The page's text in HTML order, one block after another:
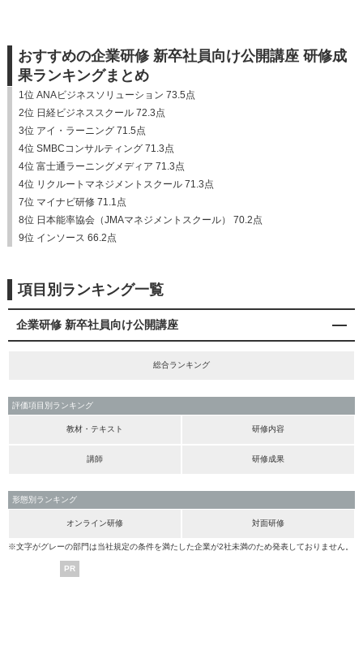
おすすめの企業研修 新卒社員向け公開講座 研修成
果ランキングまとめ
1位 ANAビジネスソリューション 73.5点
2位 日経ビジネススクール 72.3点
3位 アイ・ラーニング 71.5点
4位 SMBCコンサルティング 71.3点
4位 富士通ラーニングメディア 71.3点
4位 リクルートマネジメントスクール 71.3点
7位 マイナビ研修 71.1点
8位 日本能率協会（JMAマネジメントスクール） 70.2点
9位 インソース 66.2点
項目別ランキング一覧
企業研修 新卒社員向け公開講座
総合ランキング
評価項目別ランキング
教材・テキスト 研修内容
講師 研修成果
形態別ランキング
オンライン研修 対面研修
※文字がグレーの部門は当社規定の条件を満たした企業が2社未満のため発表しておりません。
PR